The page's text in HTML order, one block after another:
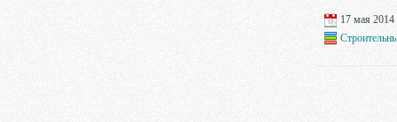
17 мая 2014